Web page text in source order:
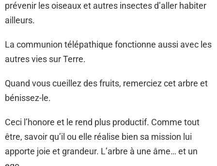
prévenir les oiseaux et autres insectes d’aller habiter
ailleurs.
La communion télépathique fonctionne aussi avec les
autres vies sur Terre.
Quand vous cueillez des fruits, remerciez cet arbre et
bénissez-le.
Ceci l’honore et le rend plus productif. Comme tout
être, savoir qu’il ou elle réalise bien sa mission lui
apporte joie et grandeur. L’arbre à une âme… et un